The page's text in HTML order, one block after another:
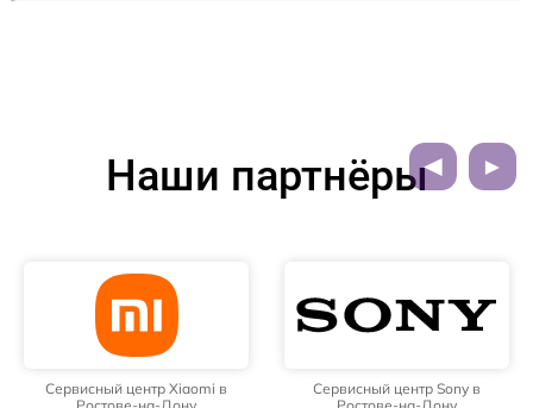
Наши партнёры
Сервисный центр Xiaomi в
Сервисный центр Sony в